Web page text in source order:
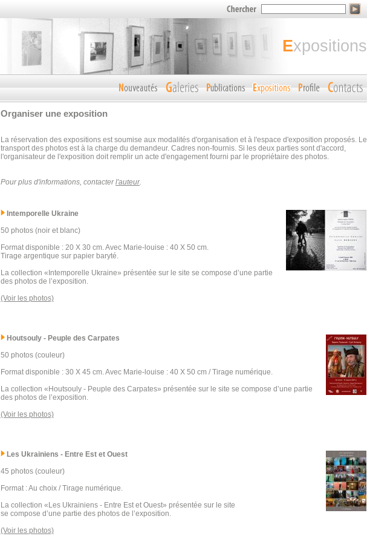
expositions
Organiser une exposition
La réservation des expositions est soumise aux modalités d'organisation et à l'espace d'exposition proposés. Le
transport des photos est à la charge du demandeur. Cadres non-fournis. Si les deux parties sont d'accord,
l'organisateur de l'exposition doit remplir un acte d'engagement fourni par le propriétaire des photos.
Pour plus d'informations, contacterl'auteur.
Intemporelle Ukraine
50 photos (noir et blanc)
Format disponible : 20 X 30 cm. Avec Marie-louise : 40 X 50 cm.
Tirage argentique sur papier baryté.
La collection «Intemporelle Ukraine» présentée sur le site se compose d’une partie
des photos de l’exposition.
(Voir les photos)
Houtsouly - Peuple des Carpates
50 photos (couleur)
Format disponible : 30 X 45 cm. Avec Marie-louise : 40 X 50 cm / Tirage numérique.
La collection «Houtsouly - Peuple des Carpates» présentée sur le site se compose d’une partie
des photos de l’exposition.
(Voir les photos)
Les Ukrainiens - Entre Est et Ouest
45 photos (couleur)
Format : Au choix / Tirage numérique.
La collection «Les Ukrainiens - Entre Est et Ouest» présentée sur le site
se compose d’une partie des photos de l’exposition.
(Voir les photos)